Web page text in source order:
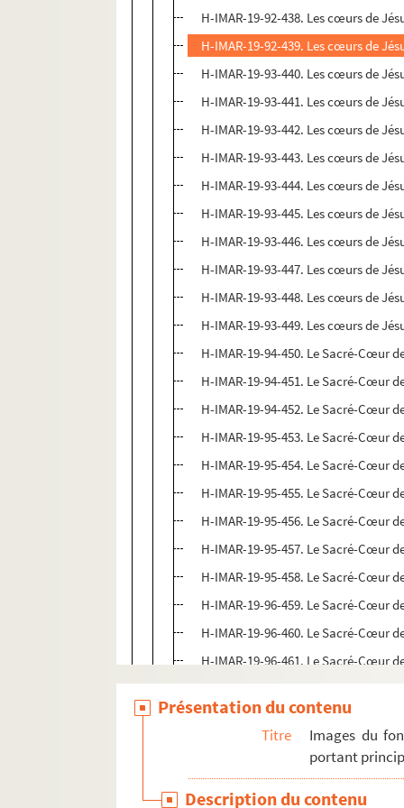
H-IMAR-19-92-438. Les cœurs de
H-IMAR-19-92-439. Les cœurs de
H-IMAR-19-93-440. Les cœurs de
H-IMAR-19-93-441. Les cœurs de
H-IMAR-19-93-442. Les cœurs de
H-IMAR-19-93-443. Les cœurs de
H-IMAR-19-93-444. Les cœurs de
H-IMAR-19-93-445. Les cœurs de
H-IMAR-19-93-446. Les cœurs de
H-IMAR-19-93-447. Les cœurs de
H-IMAR-19-93-448. Les cœurs de
H-IMAR-19-93-449. Les cœurs de
H-IMAR-19-94-450. Le Sacré-Cœur
H-IMAR-19-94-451. Le Sacré-Cœur
H-IMAR-19-94-452. Le Sacré-Cœur
H-IMAR-19-95-453. Le Sacré-Cœur
H-IMAR-19-95-454. Le Sacré-Cœur
H-IMAR-19-95-455. Le Sacré-Cœur
H-IMAR-19-95-456. Le Sacré-Cœur
H-IMAR-19-95-457. Le Sacré-Cœur
H-IMAR-19-95-458. Le Sacré-Cœur
H-IMAR-19-96-459. Le Sacré-Cœur
H-IMAR-19-96-460. Le Sacré-Cœur
H-IMAR-19-96-461. Le Sacré-Cœur
H-IMAR-19-96-462. Le Sacré-Cœur
H-IMAR-19-96-463. Le Sacré-Cœur
H-IMAR-19-96-464. Le Sacré-Cœur
H-IMAR-19-96-466. Le Sacré-Cœur
Présentation du contenu
Titre
Images du
portant
Description du contenu